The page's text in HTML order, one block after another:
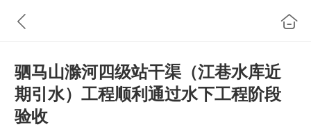
驷马山滁河四级站干渠（江巷水库近
期引水）工程顺利通过水下工程阶段
验收